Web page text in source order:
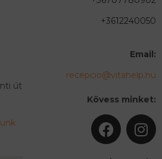
út
+3612240050
Email:
recepcio@vitahelp.hu
Kövess minket: